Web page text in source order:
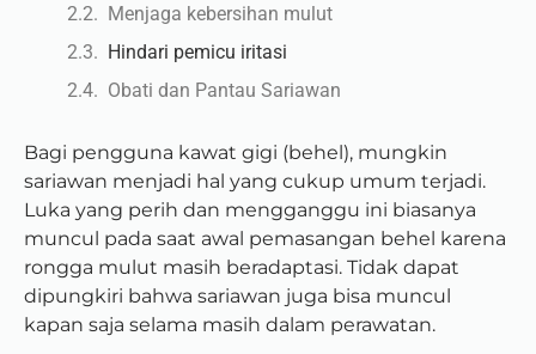
Menjaga kebersihan mulut
Hindari pemicu iritasi
Obati dan Pantau Sariawan
Bagi pengguna kawat gigi (behel), mungkin
sariawan menjadi hal yang cukup umum terjadi.
Luka yang perih dan mengganggu ini biasanya
muncul pada saat awal pemasangan behel karena
rongga mulut masih beradaptasi. Tidak dapat
dipungkiri bahwa sariawan juga bisa muncul
kapan saja selama masih dalam perawatan.